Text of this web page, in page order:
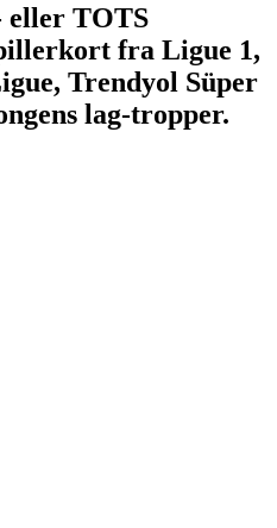
eller TOTS
fra Ligue 1,
Trendyol Süper
lag-tropper.